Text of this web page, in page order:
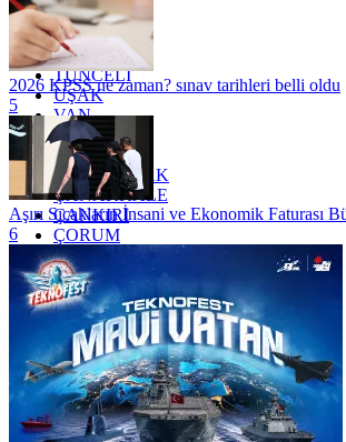
TEKİRDAĞ
TOKAT
TRABZON
TUNCELİ
UŞAK
VAN
YALOVA
YOZGAT
ZONGULDAK
ÇANAKKALE
ÇANKIRI
ÇORUM
İSTANBUL
İZMİR
ŞANLIURFA
ŞIRNAK
2026 KPSS ne zaman? sınav tarihleri belli oldu
5
Aşırı Sıcakların İnsani ve Ekonomik Faturası
6